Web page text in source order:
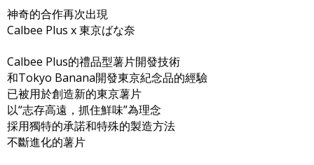
神奇的合作再次出現
Calbee Plus x 東京ばな奈
Calbee Plus的禮品型薯片開發技術
和Tokyo Banana開發東京紀念品的經驗
已被用於創造新的東京薯片
以“志存高遠，抓住鮮味”為理念
採用獨特的承諾和特殊的製造方法
不斷進化的薯片